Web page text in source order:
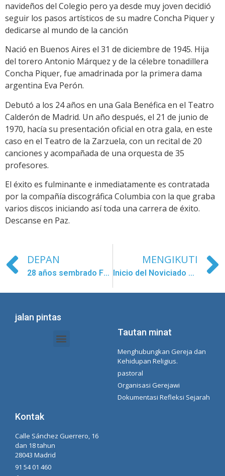
navideños del Colegio pero ya desde muy joven decidió
seguir los pasos artísticos de su madre Concha Piquer y
dedicarse al mundo de la canción
Nació en Buenos Aires el 31 de diciembre de 1945. Hija
del torero Antonio Márquez y de la célebre tonadillera
Concha Piquer, fue amadrinada por la primera dama
argentina Eva Perón.
Debutó a los 24 años en una Gala Benéfica en el Teatro
Calderón de Madrid. Un año después, el 21 de junio de
1970, hacía su presentación oficial en otra gala, en este
caso en el Teatro de la Zarzuela, con un recital de 20
canciones y acompañada de una orquesta de 35
profesores.
El éxito es fulminante e inmediatamente es contratada
por la compañía discográfica Columbia con la que graba
varios discos iniciando así toda una carrera de éxito.
Descanse en Paz.
DEPAN
28 años sembrado Fe y Alegría
MENGIKUTI
Inicio del Noviciado de Berlit Jafreisi Díaz
jalan pintas
Tautan minat
Menghubungkan Gereja dan
Kehidupan Religius.
pastoral
Organisasi Gerejawi
Dokumentasi Refleksi Sejarah
Kontak
Calle Sánchez Guerrero, 16
dan 18 tahun
28043 Madrid
91 54 01 460